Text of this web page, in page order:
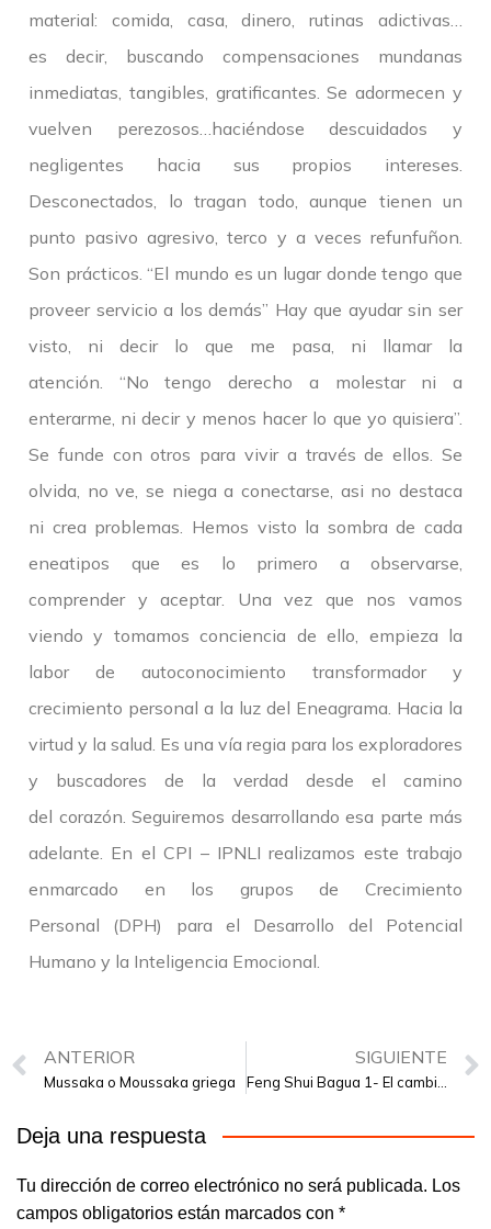
material: comida, casa, dinero, rutinas adictivas…
es decir, buscando compensaciones mundanas
inmediatas, tangibles, gratificantes. Se adormecen y
vuelven perezosos…haciéndose descuidados y
negligentes hacia sus propios intereses.
Desconectados, lo tragan todo, aunque tienen un
punto pasivo agresivo, terco y a veces refunfuñon.
Son prácticos. “El mundo es un lugar donde tengo que
proveer servicio a los demás” Hay que ayudar sin ser
visto, ni decir lo que me pasa, ni llamar la
atención. “No tengo derecho a molestar ni a
enterarme, ni decir y menos hacer lo que yo quisiera”.
Se funde con otros para vivir a través de ellos. Se
olvida, no ve, se niega a conectarse, asi no destaca
ni crea problemas. Hemos visto la sombra de cada
eneatipos que es lo primero a observarse,
comprender y aceptar. Una vez que nos vamos
viendo y tomamos conciencia de ello, empieza la
labor de autoconocimiento transformador y
crecimiento personal a la luz del Eneagrama. Hacia la
virtud y la salud. Es una vía regia para los exploradores
y buscadores de la verdad desde el camino
del corazón. Seguiremos desarrollando esa parte más
adelante. En el CPI – IPNLI realizamos este trabajo
enmarcado en los grupos de Crecimiento
Personal (DPH) para el Desarrollo del Potencial
Humano y la Inteligencia Emocional.
ANTERIOR
Mussaka o Moussaka griega
SIGUIENTE
Deja una respuesta
Tu dirección de correo electrónico no será publicada. Los
campos obligatorios están marcados con *